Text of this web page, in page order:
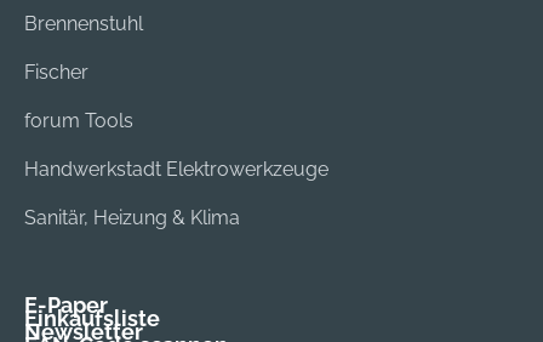
Brennenstuhl
Fischer
forum Tools
Handwerkstadt Elektrowerkzeuge
Sanitär, Heizung & Klima
E-Paper
Einkaufsliste
Newsletter